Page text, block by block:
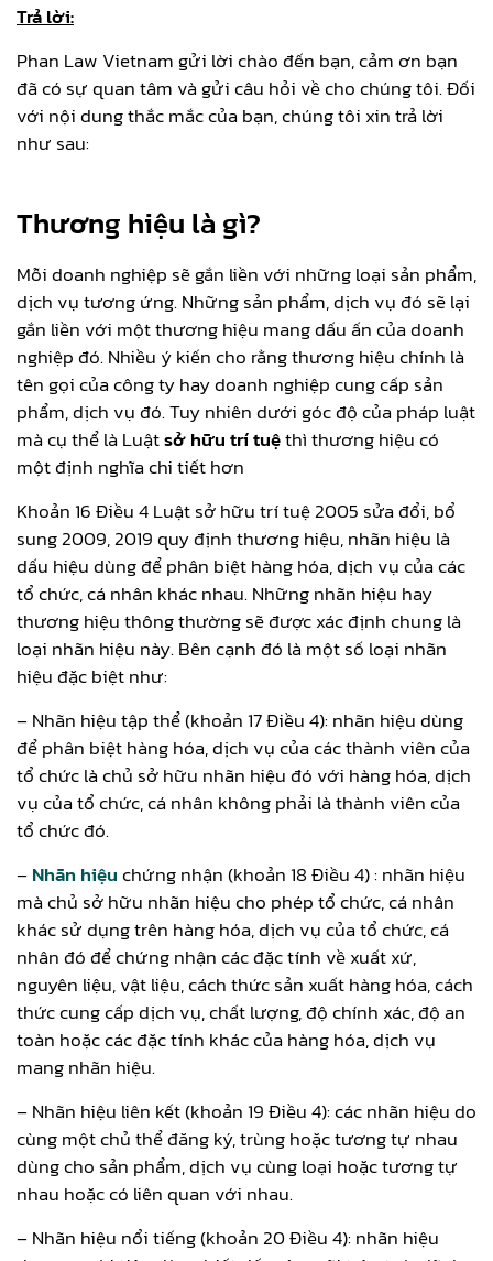
Trả lời:
Phan Law Vietnam gửi lời chào đến bạn, cảm ơn bạn
đã có sự quan tâm và gửi câu hỏi về cho chúng tôi. Đối
với nội dung thắc mắc của bạn, chúng tôi xin trả lời
như sau:
Thương hiệu là gì?
Mỗi doanh nghiệp sẽ gắn liền với những loại sản phẩm,
dịch vụ tương ứng. Những sản phẩm, dịch vụ đó sẽ lại
gắn liền với một thương hiệu mang dấu ấn của doanh
nghiệp đó. Nhiều ý kiến cho rằng thương hiệu chính là
tên gọi của công ty hay doanh nghiệp cung cấp sản
phẩm, dịch vụ đó. Tuy nhiên dưới góc độ của pháp luật
mà cụ thể là Luậtsở hữu trí tuệthì thương hiệu có
một định nghĩa chi tiết hơn
Khoản 16 Điều 4 Luật sở hữu trí tuệ 2005 sửa đổi, bổ
sung 2009, 2019 quy định thương hiệu, nhãn hiệu là
dấu hiệu dùng để phân biệt hàng hóa, dịch vụ của các
tổ chức, cá nhân khác nhau. Những nhãn hiệu hay
thương hiệu thông thường sẽ được xác định chung là
loại nhãn hiệu này. Bên cạnh đó là một số loại nhãn
hiệu đặc biệt như:
– Nhãn hiệu tập thể (khoản 17 Điều 4): nhãn hiệu dùng
để phân biệt hàng hóa, dịch vụ của các thành viên của
tổ chức là chủ sở hữu nhãn hiệu đó với hàng hóa, dịch
vụ của tổ chức, cá nhân không phải là thành viên của
tổ chức đó.
– Nhãn hiệuchứng nhận (khoản 18 Điều 4) : nhãn hiệu
mà chủ sở hữu nhãn hiệu cho phép tổ chức, cá nhân
khác sử dụng trên hàng hóa, dịch vụ của tổ chức, cá
nhân đó để chứng nhận các đặc tính về xuất xứ,
nguyên liệu, vật liệu, cách thức sản xuất hàng hóa, cách
thức cung cấp dịch vụ, chất lượng, độ chính xác, độ an
toàn hoặc các đặc tính khác của hàng hóa, dịch vụ
mang nhãn hiệu.
– Nhãn hiệu liên kết (khoản 19 Điều 4): các nhãn hiệu do
cùng một chủ thể đăng ký, trùng hoặc tương tự nhau
dùng cho sản phẩm, dịch vụ cùng loại hoặc tương tự
nhau hoặc có liên quan với nhau.
– Nhãn hiệu nổi tiếng (khoản 20 Điều 4): nhãn hiệu